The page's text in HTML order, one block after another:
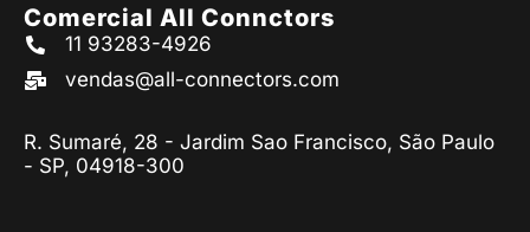
Comercial All Connctors
11 93283-4926
vendas@all-connectors.com
R. Sumaré, 28 - Jardim Sao Francisco, São Paulo
- SP, 04918-300